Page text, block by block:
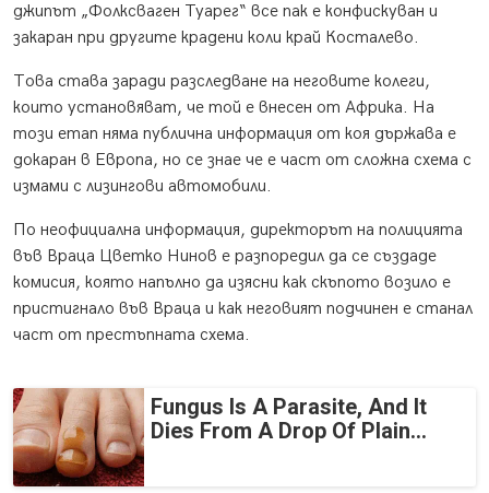
джипът „Фолксваген Туарег“ все пак е конфискуван и
закаран при другите крадени коли край Косталево.
Това става заради разследване на неговите колеги,
които установяват, че той е внесен от Африка. На
този етап няма публична информация от коя държава е
докаран в Европа, но се знае че е част от сложна схема с
измами с лизингови автомобили.
По неофициална информация, директорът на полицията
във Враца Цветко Нинов е разпоредил да се създаде
комисия, която напълно да изясни как скъпото возило е
пристигнало във Враца и как неговият подчинен е станал
част от престъпната схема.
Fungus Is A Parasite, And It
Dies From A Drop Of Plain...